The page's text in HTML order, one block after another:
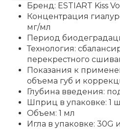
Бренд: ESTIART Kiss
Концентрация
мг/мл
Период
Технология:
перекрестного
Показания к
объема губ и
Глубина введения:
Шприц в упаковке: 1
Объем: 1 мл
Игла в упаковке: 30G